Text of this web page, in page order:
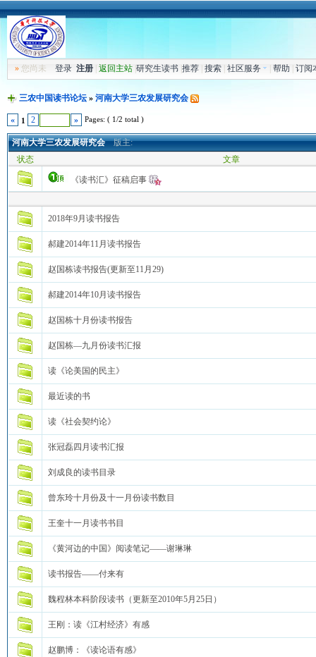
»您尚未 登录 注册| 返回主站| 研究生读书| 推荐| 搜索| 社区服务 帮助 订阅
三农中国读书论坛» 河南大学三农发展研究会
« 1 2 » Pages: ( 1/2 total )
河南大学三农发展研究会版主:
状态
文章
《读书汇》征稿启事
2018年9月读书报告
郝建2014年11月读书报告
赵国栋读书报告(更新至11月29)
郝建2014年10月读书报告
赵国栋十月份读书报告
赵国栋—九月份读书汇报
读《论美国的民主》
最近读的书
读《社会契约论》
张冠磊四月读书汇报
刘成良的读书目录
曾东玲十月份及十一月份读书数目
王奎十一月读书书目
《黄河边的中国》阅读笔记——谢琳琳
读书报告——付来有
魏程林本科阶段读书（更新至2010年5月25日）
王刚：读《江村经济》有感
赵鹏博：《读论语有感》